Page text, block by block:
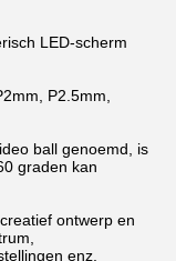
LED-scherm
P2.5mm,
ball genoemd, is
graden kan
ontwerp en
enz.